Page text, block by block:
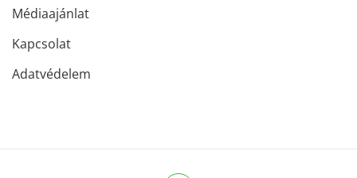
Médiaajánlat
Kapcsolat
Adatvédelem